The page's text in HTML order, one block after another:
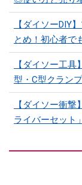
【ダイソーDIY
とめ！初心者で
【ダイソー工
型・C型クラン
【ダイソー衝
ライバーセット